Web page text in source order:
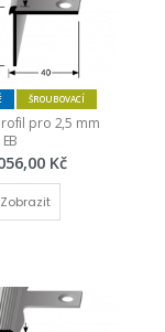
ŠROUBOVACÍ
pro 2,5 mm
Kč
Zobrazit